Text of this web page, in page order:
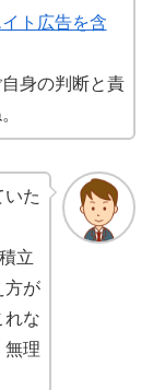
ト広告を含
身の判断と責
いた
立
方が
れな
無理